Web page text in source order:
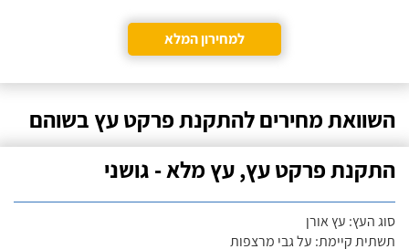
למחירון המלא
השוואת מחירים להתקנת פרקט עץ בשוהם
התקנת פרקט עץ, עץ מלא - גושני
סוג העץ: עץ אורן
תשתית קיימת: על גבי מרצפות